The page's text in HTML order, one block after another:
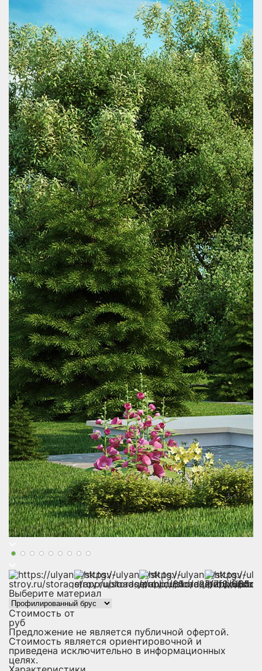
Выберите материал
Стоимость от
руб
Предложение не является публичной офертой.
Стоимость является ориентировочной и
приведена исключительно в информационных
целях.